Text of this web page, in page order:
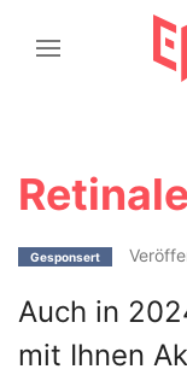
Gesponsert
Auch in
mit Ihnen